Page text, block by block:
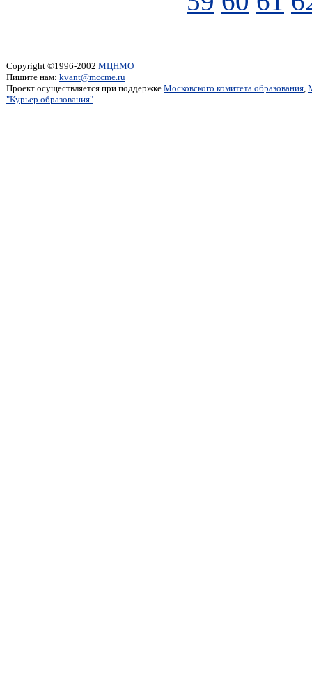
Copyright ©1996-2002 МЦНМО
Пишите нам: kvant@mccme.ru
Проект осуществляется при поддержке Московского комитета образования,
"Курьер образования"